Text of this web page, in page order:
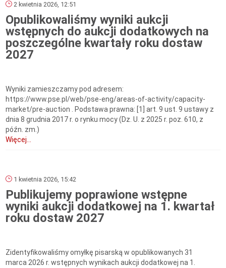
2 kwietnia 2026, 12:51
Opublikowaliśmy wyniki aukcji
wstępnych do aukcji dodatkowych na
poszczególne kwartały roku dostaw
2027
Wyniki zamieszczamy pod adresem:
https://www.pse.pl/web/pse-eng/areas-of-activity/capacity-
market/pre-auction . Podstawa prawna: [1] art. 9 ust. 9 ustawy z
dnia 8 grudnia 2017 r. o rynku mocy (Dz. U. z 2025 r. poz. 610, z
późn. zm.)
Więcej...
1 kwietnia 2026, 15:42
Publikujemy poprawione wstępne
wyniki aukcji dodatkowej na 1. kwartał
roku dostaw 2027
Zidentyfikowaliśmy omyłkę pisarską w opublikowanych 31
marca 2026 r. wstępnych wynikach aukcji dodatkowej na 1.